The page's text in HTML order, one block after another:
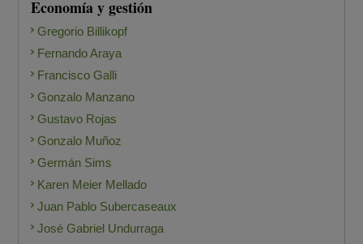
Economía y gestión
Gregorio Billikopf
Fernando Araya
Francisco Galli
Gonzalo Manzano
Gustavo Rojas
Gonzalo Muñoz
Germán Sims
Karen Meier Mellado
Juan Pablo Subercaseaux
José Gabriel Undurraga